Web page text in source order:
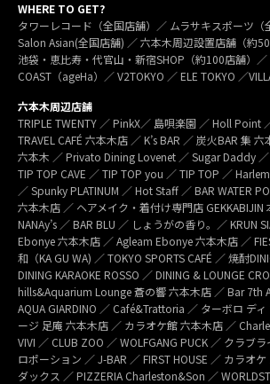
WHERE TO GET?
タワーレコード（全国店舗）／ ムラサキスポーツ（
Salon Asian(全国店舗) ／ 六本木周辺設置店舗（約
池袋・恵比寿・代官山・新宿SHOP（約100店舗）／
COAST（ageHa）／ V2TOKYO ／ ELE TOKYO ／
六本木周辺店舗
TRIPLE TWENTY ／ PinkX／ 島唄楽園 ／ Holl Point
TRAVEL CAFÉ 六本木店 ／ K’s BAR ／ 炭火BAR 集
六本木 ／ Privato Dining Lovenet ／ Sugar Daddy ／
TIP TOP CAVE ／ TIP TOP you ／ TIP TOP ／
／ Spunky PLATINUM ／ Hot Staff ／ BAR WATER
六本木店 ／ ヘアメイク・着付け専門店 GEKKABIJIN
NANAy’s ／ BAR BLU ／ しょうがの香り。／ KRUN
Ebonye 六本木店 ／ Agleam Ebonye 六本木店 ／
和（KA GU WA) ／ TOKYO SPORTS CAFÉ ／ 焼酎
DINING KARAOKE ROSSO ／ DINING & LOUNGE
hills&Aquarium Lounge 蒼の響 六本木店 ／ Bar 7th
AQUA GIARDINO ／ Café&Trattoria ／ ターボロ デ
ージ 足庵 六本木店 ／ カラオケ館 六本木店 ／
VIVI ／ CLUB ZOO ／ WOLFGANG PUCK ／ クラブ
ロポーション ／ J-BAR ／ FIRST HOUSE ／ カラオ
ダックス ／ PIZZERIA Charleston&Son ／